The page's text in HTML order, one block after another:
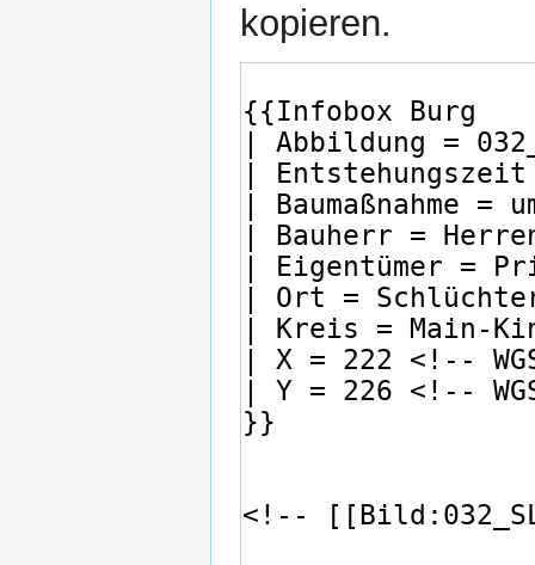
kopieren.